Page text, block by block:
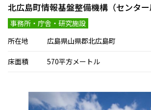
北広島町情報基盤整備機構（センター
事務所・庁舎・研究施設
所在地
広島県山県郡北広島町
床面積 570平方メートル